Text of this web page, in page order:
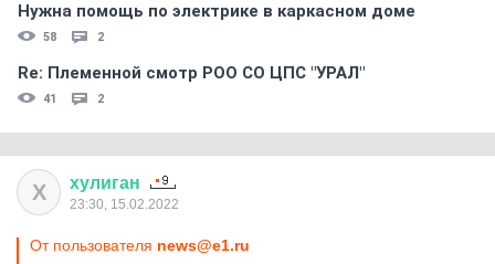
Нужна помощь по электрике в каркасном доме
58 2
Re: Племеннoй смoтр РOO CO ЦПС "УРАЛ"
41 2
Х хулиган
23:30, 15.02.2022
От пользователя news@e1.ru